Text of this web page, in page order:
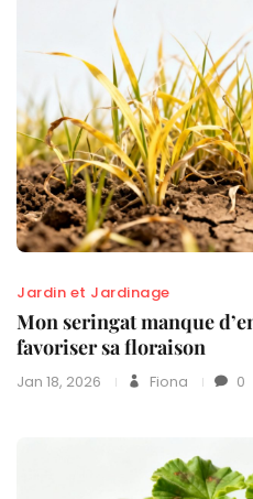
Jardin et Jardinage
Mon seringat manque
favoriser sa floraison
Jan 18, 2026 Fiona 0